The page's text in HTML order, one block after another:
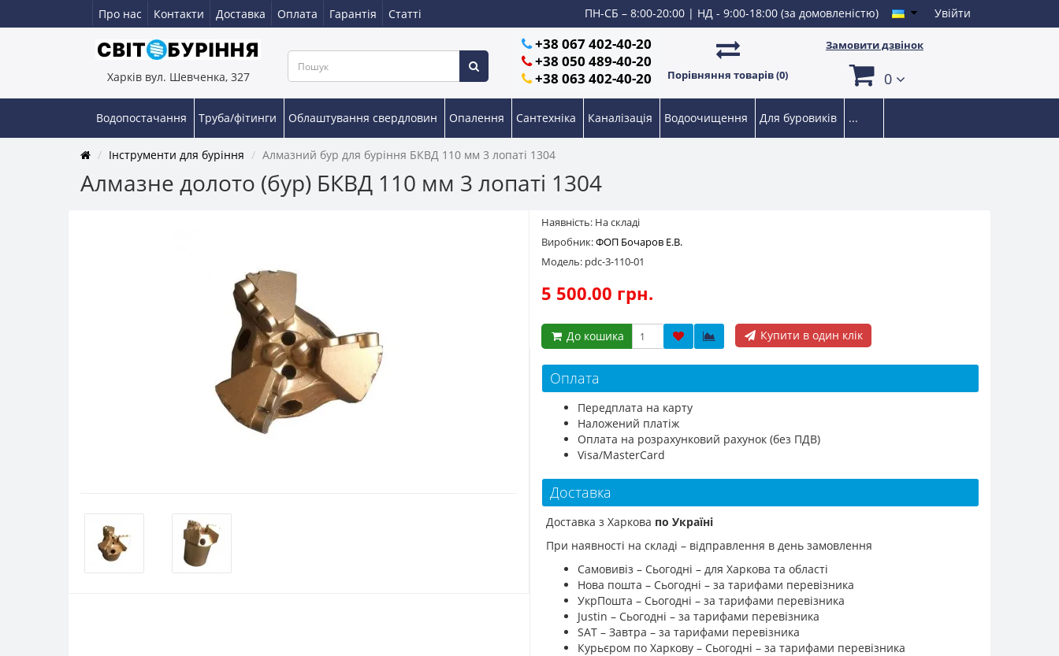
Про нас Контакти Доставка Оплата Гарантія Статті ПН-СБ – 8:00-20:00 | НД - 9:00-18:00 (за домовленістю) Увійти
Харків вул. Шевченка, 327
+38 067 402-40-20
+38 050 489-40-20
+38 063 402-40-20
Порівняння товарів (0)
Замовити дзвінок
0
Водопостачання Труба/фітинги Облаштування свердловин Опалення Сантехніка Каналізація Водоочищення Для буровиків ...
Інструменти для буріння Алмазний бур для буріння БКВД 110 мм 3 лопаті 1304
Алмазне долото (бур) БКВД 110 мм 3 лопаті 1304
Наявність: На складі
Виробник:ФОП Бочаров Е.В.
Модель: pdc-3-110-01
5 500.00 грн.
До кошика Купити в один клік
Оплата
Передплата на карту
Наложений платіж
Оплата на розрахунковий рахунок (без ПДВ)
Visa/MasterCard
Доставка
Доставка з Харкова по Україні
При наявності на складі – відправлення в день замовлення
Самовивіз – Сьогодні – для Харкова та області
Нова пошта – Сьогодні – за тарифами перевізника
УкрПошта – Сьогодні – за тарифами перевізника
Justin – Сьогодні – за тарифами перевізника
SAT – Завтра – за тарифами перевізника
Курьєром по Харкову – Сьогодні – за тарифами перевізника